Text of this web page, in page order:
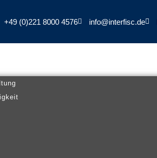
+49 (0)221 8000 4576 info@interfisc.de